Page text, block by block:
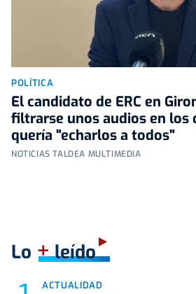
POLÍTICA
El candidato de ERC en
filtrarse unos audios en los
quería "echarlos a todos"
NOTICIAS TALDEA MULTIMEDIA
Lo +leído
ACTUALIDAD